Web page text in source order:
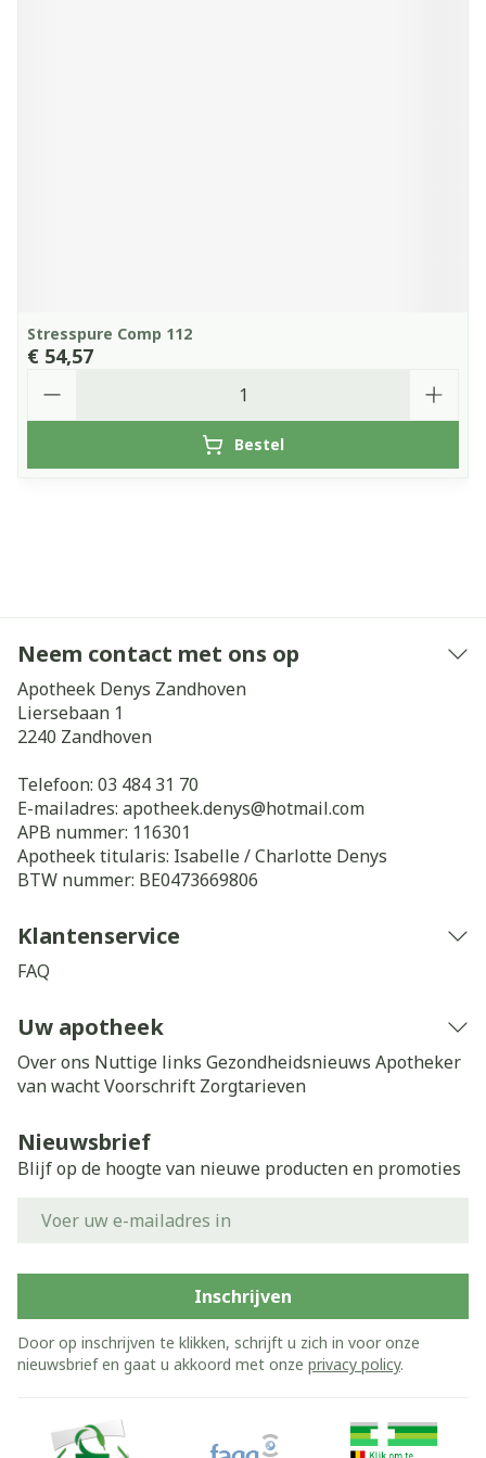
Stresspure Comp 112
€ 54,57
Bestel
Neem contact met ons op
Apotheek Denys Zandhoven
Liersebaan 1
2240 Zandhoven
Telefoon: 03 484 31 70
E-mailadres: apotheek.denys@hotmail.com
APB nummer: 116301
Apotheek titularis: Isabelle / Charlotte Denys
BTW nummer: BE0473669806
Klantenservice
FAQ
Uw apotheek
Over ons Nuttige links Gezondheidsnieuws Apotheker
van wachtVoorschrift Zorgtarieven
Nieuwsbrief
Blijf op de hoogte van nieuwe producten en promoties
Inschrijven
Door op inschrijven te klikken, schrijft u zich in voor onze
nieuwsbrief en gaat u akkoord met onze privacy policy.